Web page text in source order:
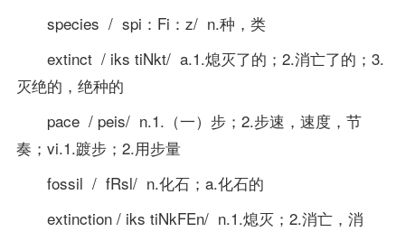
species / spi：Fi：z/ n.种，类
extinct / iks tiNkt/ a.1.熄灭了的；2.消亡了的；3.
灭绝的，绝种的
pace / peis/ n.1.（一）步；2.步速，速度，节
奏；vi.1.踱步；2.用步量
fossil / fRsl/ n.化石；a.化石的
extinction / iks tiNkFEn/ n.1.熄灭；2.消亡，消